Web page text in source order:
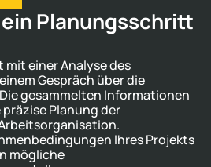
Planungsschritt
einer Analyse des
Gespräch über die
gesammelten Informationen
Planung der
Ihres Projekts
mögliche